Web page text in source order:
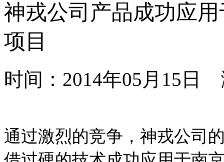
神戎公司产品成功应
项目
时间：2014年05月15日
通过激烈的竞争，神戎公司